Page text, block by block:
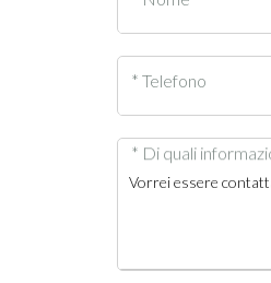
* Telefono
* Di quali